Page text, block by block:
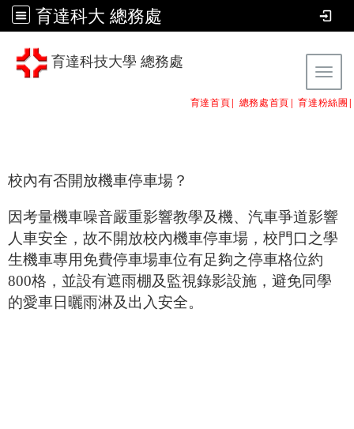
育達科大 總務處
育達科技大學 總務處
育達首頁| 總務處首頁| 育達粉絲團|
校內有否開放機車停車場？
因考量機車噪音嚴重影響教學及機、汽車爭道影響
人車安全，故不開放校內機車停車場，校門口之學
生機車專用免費停車場車位有足夠之停車格位約
800格，並設有遮雨棚及監視錄影設施，避免同學
的愛車日曬雨淋及出入安全。